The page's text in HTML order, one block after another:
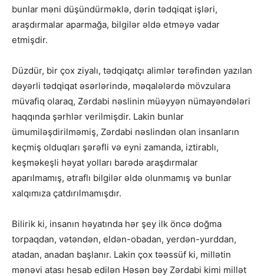
bunlar məni düşündürməklə, dərin tədqiqat işləri,
araşdırmalar aparmağa, bilgilər əldə etməyə vadar
etmişdir.
Düzdür, bir çox ziyalı, tədqiqatçı alimlər tərəfindən yazılan
dəyərli tədqiqat əsərlərində, məqalələrdə mövzulara
müvafiq olaraq, Zərdabi nəslinin müəyyən nümayəndələri
haqqında şərhlər verilmişdir. Lakin bunlar
ümumiləşdirilməmiş, Zərdabi nəslindən olan insanların
keçmiş olduqları şərəfli və eyni zamanda, iztirablı,
keşməkeşli həyat yolları barədə araşdırmalar
aparılmamış, ətraflı bilgilər əldə olunmamış və bunlar
xalqımıza çatdırılmamışdır.
Bilirik ki, insanın həyatında hər şey ilk öncə doğma
torpaqdan, vətəndən, eldən-obadan, yerdən-yurddan,
atadan, anadan başlanır. Lakin çox təəssüf ki, millətin
mənəvi atası hesab edilən Həsən bəy Zərdabi kimi millət